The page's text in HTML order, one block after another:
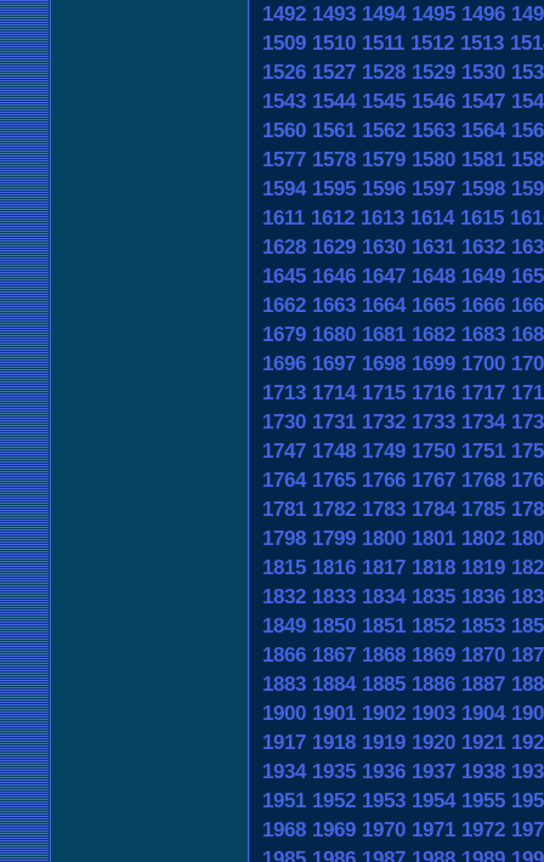
1492 1493 1494 1495 1496
1509 1510 1511 1512 1513
1526 1527 1528 1529 1530
1543 1544 1545 1546 1547
1560 1561 1562 1563 1564
1577 1578 1579 1580 1581
1594 1595 1596 1597 1598
1611 1612 1613 1614 1615
1628 1629 1630 1631 1632
1645 1646 1647 1648 1649
1662 1663 1664 1665 1666
1679 1680 1681 1682 1683
1696 1697 1698 1699 1700
1713 1714 1715 1716 1717
1730 1731 1732 1733 1734
1747 1748 1749 1750 1751
1764 1765 1766 1767 1768
1781 1782 1783 1784 1785
1798 1799 1800 1801 1802
1815 1816 1817 1818 1819
1832 1833 1834 1835 1836
1849 1850 1851 1852 1853
1866 1867 1868 1869 1870
1883 1884 1885 1886 1887
1900 1901 1902 1903 1904
1917 1918 1919 1920 1921
1934 1935 1936 1937 1938
1951 1952 1953 1954 1955
1968 1969 1970 1971 1972